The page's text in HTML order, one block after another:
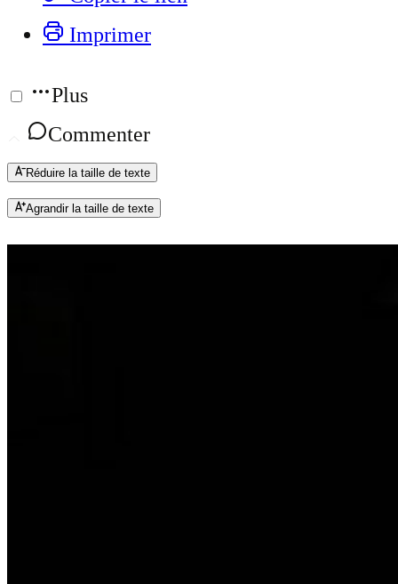
Imprimer
Plus
Commenter
Réduire la taille de texte
Agrandir la taille de texte